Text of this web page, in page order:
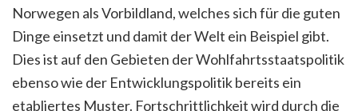
Norwegen als Vorbildland, welches sich für die guten
Dinge einsetzt und damit der Welt ein Beispiel gibt.
Dies ist auf den Gebieten der Wohlfahrtsstaatspolitik
ebenso wie der Entwicklungspolitik bereits ein
etabliertes Muster. Fortschrittlichkeit wird durch die